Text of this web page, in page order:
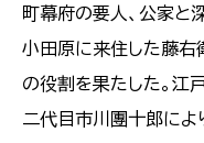
町幕府の要人、公家と
小田原に来住した藤右
の役割を果たした。江
二代目市川團十郎によ